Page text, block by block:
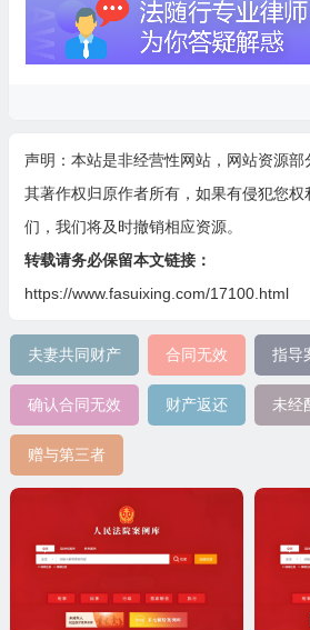
声明：本站是非经营性网站，网站资源部
其著作权归原作者所有，如果有侵犯您
们，我们将及时撤销相应资源。
转载请务必保留本文链接：
https://www.fasuixing.com/17100.html
夫妻共同财产 合同无效 指导
确认合同无效 财产返还 未经
赠与第三者